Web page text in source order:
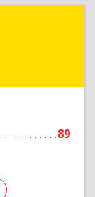
89
Подробнее